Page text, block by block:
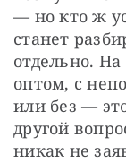
— но кто ж
станет
отдельно.
оптом, с
или без —
другой
никак не